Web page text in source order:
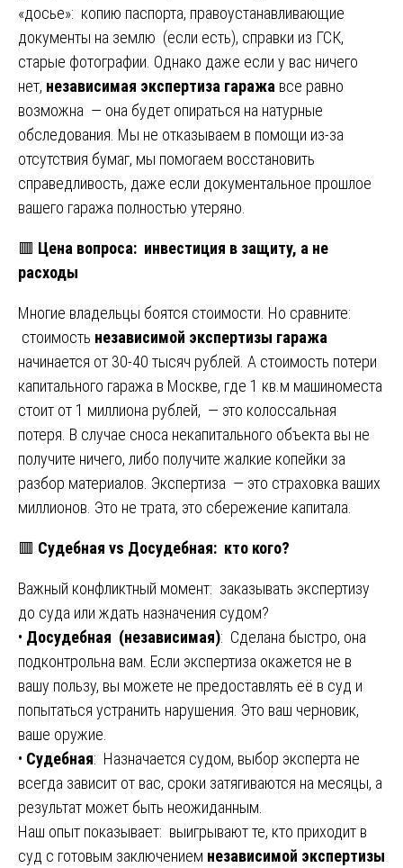
«досье»: копию паспорта, правоустанавливающие
документы на землю (если есть), справки из ГСК,
старые фотографии. Однако даже если у вас ничего
нет, независимая экспертиза гаража все равно
возможна — она будет опираться на натурные
обследования. Мы не отказываем в помощи из-за
отсутствия бумаг, мы помогаем восстановить
справедливость, даже если документальное прошлое
вашего гаража полностью утеряно.
🟥 Цена вопроса: инвестиция в защиту, а не
расходы
Многие владельцы боятся стоимости. Но сравните:
стоимость независимой экспертизы гаража
начинается от 30-40 тысяч рублей. А стоимость потери
капитального гаража в Москве, где 1 кв.м машиноместа
стоит от 1 миллиона рублей, — это колоссальная
потеря. В случае сноса некапитального объекта вы не
получите ничего, либо получите жалкие копейки за
разбор материалов. Экспертиза — это страховка ваших
миллионов. Это не трата, это сбережение капитала.
🟥 Судебная vs Досудебная: кто кого?
Важный конфликтный момент: заказывать экспертизу
до суда или ждать назначения судом?
• Досудебная (независимая): Сделана быстро, она
подконтрольна вам. Если экспертиза окажется не в
вашу пользу, вы можете не предоставлять её в суд и
попытаться устранить нарушения. Это ваш черновик,
ваше оружие.
• Судебная: Назначается судом, выбор эксперта не
всегда зависит от вас, сроки затягиваются на месяцы, а
результат может быть неожиданным.
Наш опыт показывает: выигрывают те, кто приходит в
суд с готовым заключением независимой экспертизы